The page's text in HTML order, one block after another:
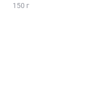
150 г